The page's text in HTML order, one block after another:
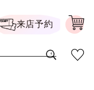
来店予約